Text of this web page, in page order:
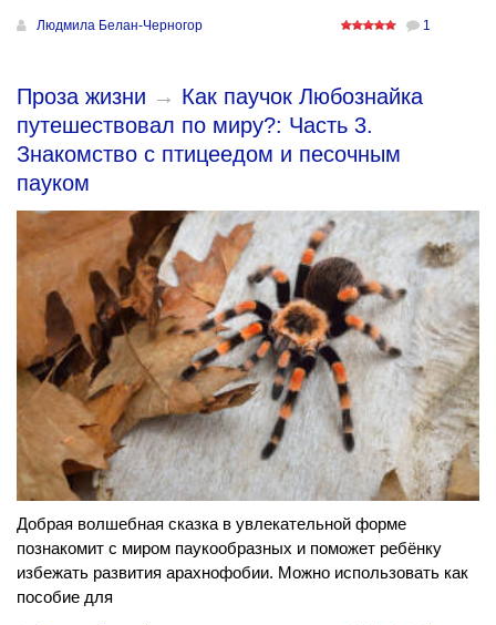
Людмила Белан-Черногор 1
Проза жизни → Как паучок Любознайка
путешествовал по миру?: Часть 3.
Знакомство с птицеедом и песочным
пауком
Добрая волшебная сказка в увлекательной форме
познакомит с миром паукообразных и поможет ребёнку
избежать развития арахнофобии. Можно использовать как
пособие для